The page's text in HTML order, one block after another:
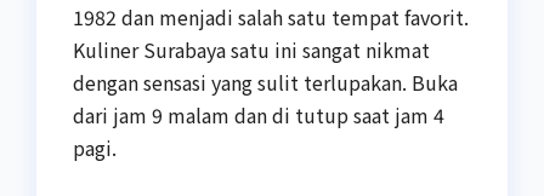
1982 dan menjadi salah satu tempat favorit.
Kuliner Surabaya satu ini sangat nikmat
dengan sensasi yang sulit terlupakan. Buka
dari jam 9 malam dan di tutup saat jam 4
pagi.